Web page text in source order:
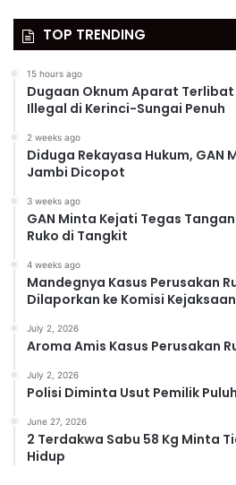
TOP TRENDING
15 hours ago
Dugaan Oknum Aparat
Illegal di Kerinci-Sungai Penuh
2 weeks ago
Diduga Rekayasa Hukum, GAN
Jambi Dicopot
3 weeks ago
GAN Minta Kejati Tegas
Ruko di Tangkit
4 weeks ago
Mandegnya Kasus Perusakan
Dilaporkan ke Komisi Kejaksaan
July 2, 2026
Aroma Amis Kasus Perusakan
July 2, 2026
Polisi Diminta Usut Pemilik
June 27, 2026
2 Terdakwa Sabu 58 Kg Minta
Hidup